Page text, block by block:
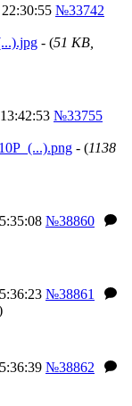
№33742
- (51 KB,
№33755
- (1138
№38860
№38861
№38862